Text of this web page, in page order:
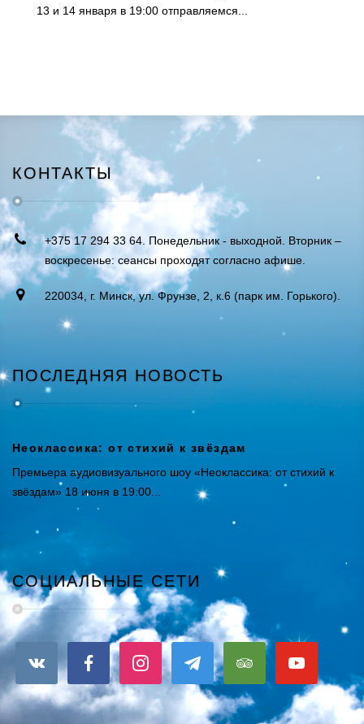
13 и 14 января в 19:00 отправляемся...
КОНТАКТЫ
+375 17 294 33 64. Понедельник - выходной. Вторник –
воскресенье: сеансы проходят согласно афише.
220034, г. Минск, ул. Фрунзе, 2, к.6 (парк им. Горького).
ПОСЛЕДНЯЯ НОВОСТЬ
Неоклассика: от стихий к звёздам
Премьера аудиовизуального шоу «Неоклассика: от стихий к
звёздам» 18 июня в 19:00...
СОЦИАЛЬНЫЕ СЕТИ